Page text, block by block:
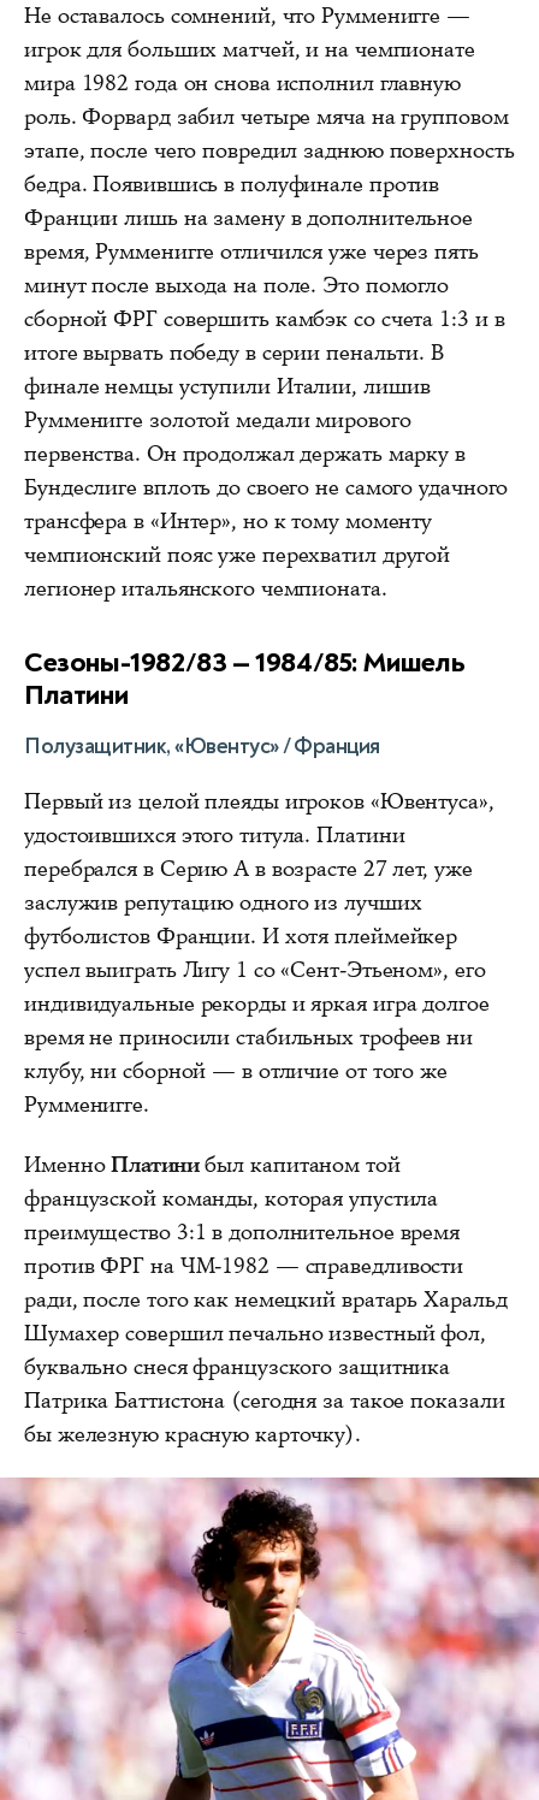
Не оставалось сомнений, что Румменигге —
игрок для больших матчей, и на чемпионате
мира 1982 года он снова исполнил главную
роль. Форвард забил четыре мяча на групповом
этапе, после чего повредил заднюю поверхность
бедра. Появившись в полуфинале против
Франции лишь на замену в дополнительное
время, Румменигге отличился уже через пять
минут после выхода на поле. Это помогло
сборной ФРГ совершить камбэк со счета 1:3 и в
итоге вырвать победу в серии пенальти. В
финале немцы уступили Италии, лишив
Румменигге золотой медали мирового
первенства. Он продолжал держать марку в
Бундеслиге вплоть до своего не самого удачного
трансфера в «Интер», но к тому моменту
чемпионский пояс уже перехватил другой
легионер итальянского чемпионата.
Сезоны-1982/83 — 1984/85: Мишель
Платини
Полузащитник, «Ювентус» / Франция
Первый из целой плеяды игроков «Ювентуса»,
удостоившихся этого титула. Платини
перебрался в Серию А в возрасте 27 лет, уже
заслужив репутацию одного из лучших
футболистов Франции. И хотя плеймейкер
успел выиграть Лигу 1 со «Сент-Этьеном», его
индивидуальные рекорды и яркая игра долгое
время не приносили стабильных трофеев ни
клубу, ни сборной — в отличие от того же
Румменигге.
ИменноПлатинибыл капитаном той
французской команды, которая упустила
преимущество 3:1 в дополнительное время
против ФРГ на ЧМ-1982 — справедливости
ради, после того как немецкий вратарь Харальд
Шумахер совершил печально известный фол,
буквально снеся французского защитника
Патрика Баттистона (сегодня за такое показали
бы железную красную карточку).